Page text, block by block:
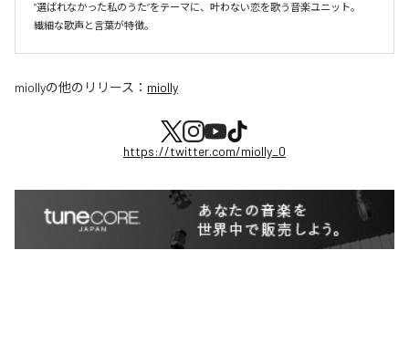
”選ばれなかった私のうた”をテーマに、叶わない恋を歌う音楽ユニット。
miollyの他のリリース： miolly
https://twitter.com/miolly_0